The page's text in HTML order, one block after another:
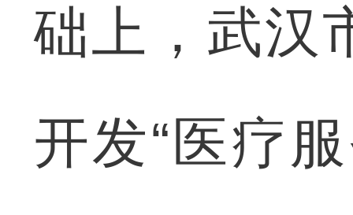
础上，武汉
开发“医疗